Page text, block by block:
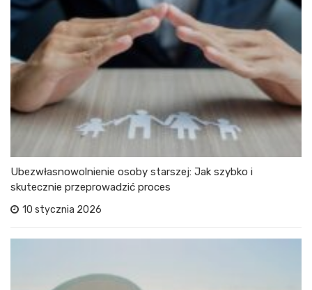
Ubezwłasnowolnienie osoby starszej: Jak szybko i
skutecznie przeprowadzić proces
10 stycznia 2026